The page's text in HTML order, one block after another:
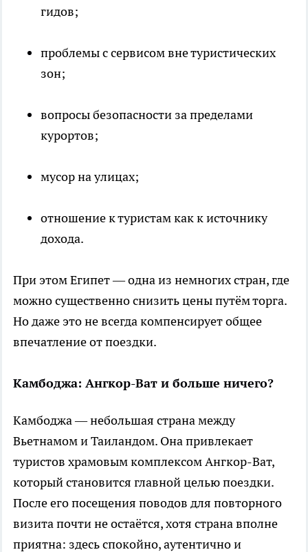
гидов;
проблемы с сервисом вне туристических
зон;
вопросы безопасности за пределами
курортов;
мусор на улицах;
отношение к туристам как к источнику
дохода.
При этом Египет — одна из немногих стран, где
можно существенно снизить цены путём торга.
Но даже это не всегда компенсирует общее
впечатление от поездки.
Камбоджа: Ангкор-Ват и больше ничего?
Камбоджа — небольшая страна между
Вьетнамом и Таиландом. Она привлекает
туристов храмовым комплексом Ангкор-Ват,
который становится главной целью поездки.
После его посещения поводов для повторного
визита почти не остаётся, хотя страна вполне
приятна: здесь спокойно, аутентично и